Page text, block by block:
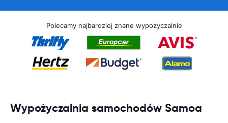
Polecamy najbardziej znane wypożyczalnie
Wypożyczalnia samochodów Samoa